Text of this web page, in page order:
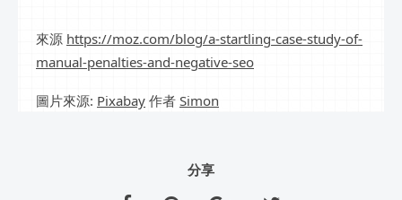
來源 https://moz.com/blog/a-startling-case-study-of-
manual-penalties-and-negative-seo
圖片來源: Pixabay 作者 Simon
分享